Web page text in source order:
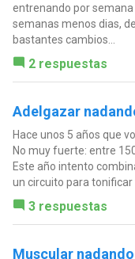
entrenando por
semanas menos dias,
bastantes cambios...
2 respuestas
Adelgazar
Hace unos 5 años que
No muy fuerte: entre
Este año intento
un circuito para tonificar
3 respuestas
Muscular nadando